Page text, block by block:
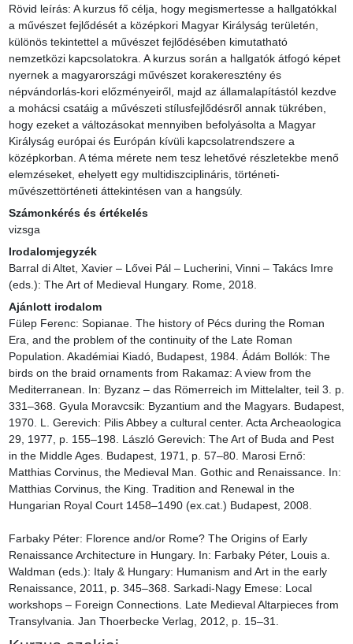
Rövid leírás: A kurzus fő célja, hogy megismertesse a hallgatókkal
a művészet fejlődését a középkori Magyar Királyság területén,
különös tekintettel a művészet fejlődésében kimutatható
nemzetközi kapcsolatokra. A kurzus során a hallgatók átfogó képet
nyernek a magyarországi művészet korakeresztény és
népvándorlás-kori előzményeiről, majd az államalapítástól kezdve
a mohácsi csatáig a művészeti stílusfejlődésről annak tükrében,
hogy ezeket a változásokat mennyiben befolyásolta a Magyar
Királyság európai és Európán kívüli kapcsolatrendszere a
középkorban. A téma mérete nem tesz lehetővé részletekbe menő
elemzéseket, ehelyett egy multidiszciplináris, történeti-
művészettörténeti áttekintésen van a hangsúly.
Számonkérés és értékelés
vizsga
Irodalomjegyzék
Barral di Altet, Xavier – Lővei Pál – Lucherini, Vinni – Takács Imre
(eds.): The Art of Medieval Hungary. Rome, 2018.
Ajánlott irodalom
Fülep Ferenc: Sopianae. The history of Pécs during the Roman
Era, and the problem of the continuity of the Late Roman
Population. Akadémiai Kiadó, Budapest, 1984. Ádám Bollók: The
birds on the braid ornaments from Rakamaz: A view from the
Mediterranean. In: Byzanz – das Römerreich im Mittelalter, teil 3. p.
331–368. Gyula Moravcsik: Byzantium and the Magyars. Budapest,
1970. L. Gerevich: Pilis Abbey a cultural center. Acta Archeaologica
29, 1977, p. 155–198. László Gerevich: The Art of Buda and Pest
in the Middle Ages. Budapest, 1971, p. 57–80. Marosi Ernő:
Matthias Corvinus, the Medieval Man. Gothic and Renaissance. In:
Matthias Corvinus, the King. Tradition and Renewal in the
Hungarian Royal Court 1458–1490 (ex.cat.) Budapest, 2008.
Farbaky Péter: Florence and/or Rome? The Origins of Early
Renaissance Architecture in Hungary. In: Farbaky Péter, Louis a.
Waldman (eds.): Italy & Hungary: Humanism and Art in the early
Renaissance, 2011, p. 345–368. Sarkadi-Nagy Emese: Local
workshops – Foreign Connections. Late Medieval Altarpieces from
Transylvania. Jan Thoerbecke Verlag, 2012, p. 15–31.